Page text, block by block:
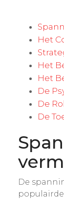
Het
Het
Het
De
De
De
De